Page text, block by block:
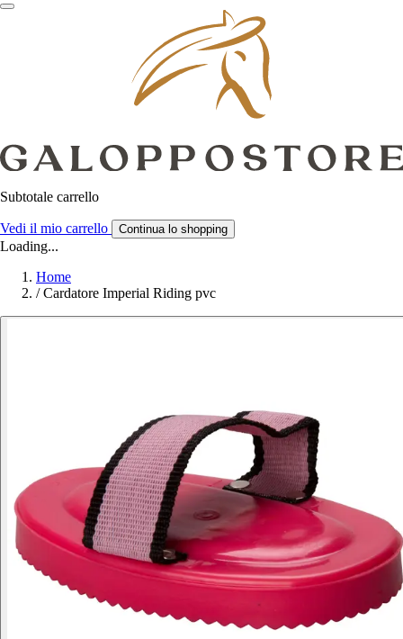
Subtotale carrello
Vedi il mio carrello Continua lo shopping
Loading...
Home
/ Cardatore Imperial Riding pvc